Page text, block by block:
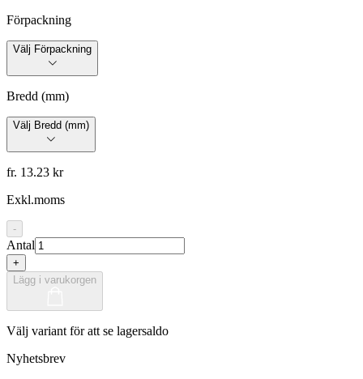
Förpackning
Välj Förpackning
Bredd (mm)
Välj Bredd (mm)
fr. 13.23 kr
Exkl.moms
-
Antal
+
Lägg i varukorgen
Välj variant för att se lagersaldo
Nyhetsbrev